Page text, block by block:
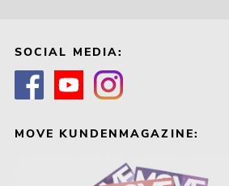
SOCIAL MEDIA:
MOVE KUNDENMAGAZINE: